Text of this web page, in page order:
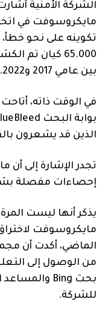
الشركة الأمنية
مايكروسوفت في
تكوينه على نحو
65.000 كيان
بين عامي 2017 و2022.
الذين قد يشعرون
تجدر الإشارة إلى
إحصاءات مفصلة
يذكر أنها ليست
مايكروسوفت
من الوصول إلى
للشركة.